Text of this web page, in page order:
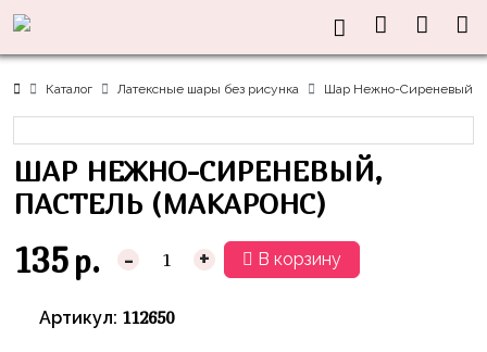
Каталог Латексные шары без рисунка Шар Нежно-Сиреневый,
ШАР НЕЖНО-СИРЕНЕВЫЙ,
ПАСТЕЛЬ (МАКАРОНС)
135 р. - + В корзину
Артикул: 112650
консультация?
Акции
Каталог
Латексные
шары
без
Латексные
шары
Праздники
8
марта
23
Дембель
Родился
Тематики
Оранжевая
Корова
Маша
Медведь
Трактор
Информация
О нас
Доставка
и оплата
Контакты